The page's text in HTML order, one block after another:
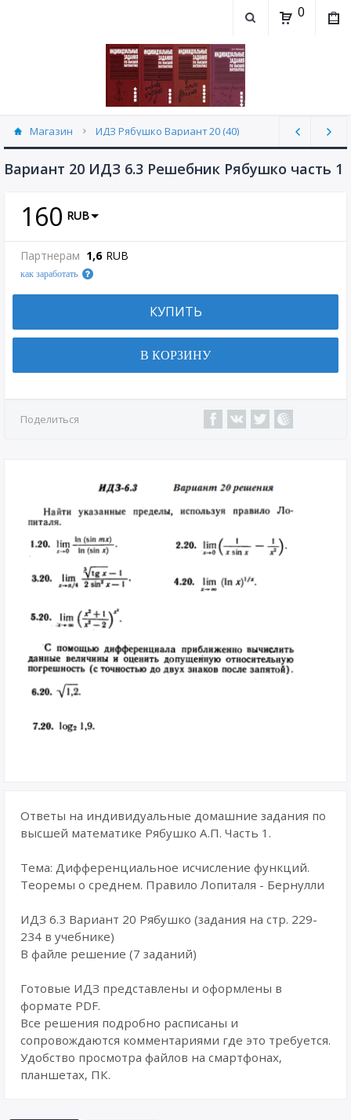
0
Магазин ИДЗ Рябушко Вариант 20 (40)
Вариант 20 ИДЗ 6.3 Решебник Рябушко часть 1
160 RUB
Партнерам 1,6 RUB
как заработать
КУПИТЬ
В КОРЗИНУ
Поделиться
Ответы на индивидуальные домашние задания по
высшей математике Рябушко А.П. Часть 1.
Тема: Дифференциальное исчисление функций.
Теоремы о среднем. Правило Лопиталя - Бернулли
ИДЗ 6.3 Вариант 20 Рябушко (задания на стр. 229-
234 в учебнике)
В файле решение (7 заданий)
Готовые ИДЗ представлены и оформлены в
формате PDF.
Все решения подробно расписаны и
сопровождаются комментариями где это требуется.
Удобство просмотра файлов на смартфонах,
планшетах, ПК.